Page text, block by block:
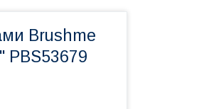
Brushme
PBS53679